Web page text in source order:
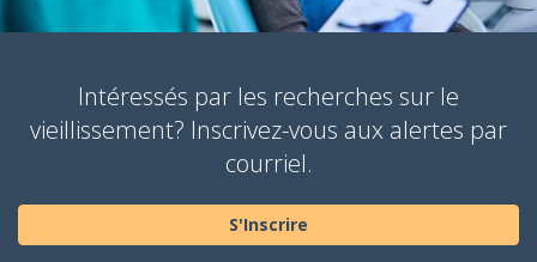
Intéressés par les recherches sur le
vieillissement? Inscrivez-vous aux alertes par
courriel.
S'Inscrire